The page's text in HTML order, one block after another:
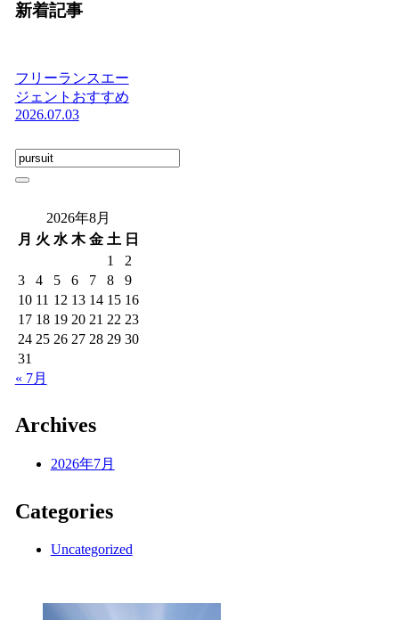
新着記事
フリーランスエー
ジェントおすすめ
2026.07.03
2026年8月
月 火 水 木 金 土 日
1
2
3
4 5 6 7 8
9
10 11 12 13 14 15 16
17 18 19 20 21 22 23
24 25 26 27 28 29 30
31
« 7月
Archives
2026年7月
Categories
Uncategorized